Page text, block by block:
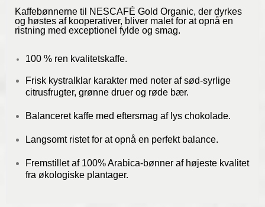
Kaffebønnerne til NESCAFÉ Gold Organic, der dyrkes
og høstes af kooperativer, bliver malet for at opnå en
ristning med exceptionel fylde og smag.
100 % ren kvalitetskaffe.
Frisk kystralklar karakter med noter af sød-syrlige
citrusfrugter, grønne druer og røde bær.
Balanceret kaffe med eftersmag af lys chokolade.
Langsomt ristet for at opnå en perfekt balance.
Fremstillet af 100% Arabica-bønner af højeste kvalitet
fra økologiske plantager.